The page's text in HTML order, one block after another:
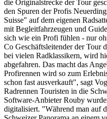
die Originalstrecke der Tour
den Spuren der Profis
Suisse" auf dem eigenen
mit Begleitfahrzeugen und
sich wie ein Profi fühlen - nur
Co Geschäftsleitender der Tour
bei vielen Radklassikern, wird
abgefahren. Das macht das
Profirennen wird so zum
schon fast ausverkauft", sagt
Radrennen Touristen in die
Software-Anbieter Rouby
digitalisiert. "Während man auf